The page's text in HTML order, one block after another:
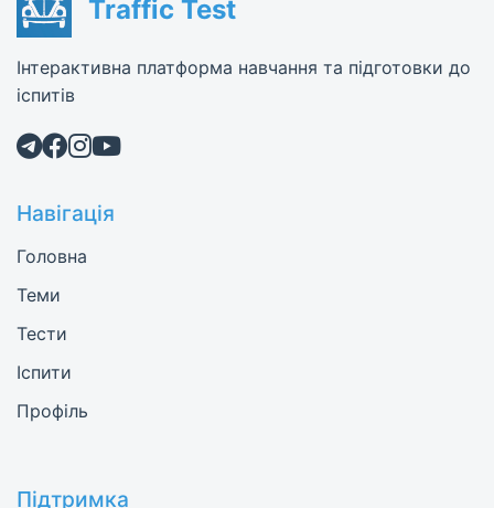
Traffic Test
Інтерактивна платформа навчання та підготовки до
іспитів
Навігація
Головна
Теми
Тести
Іспити
Профіль
Підтримка